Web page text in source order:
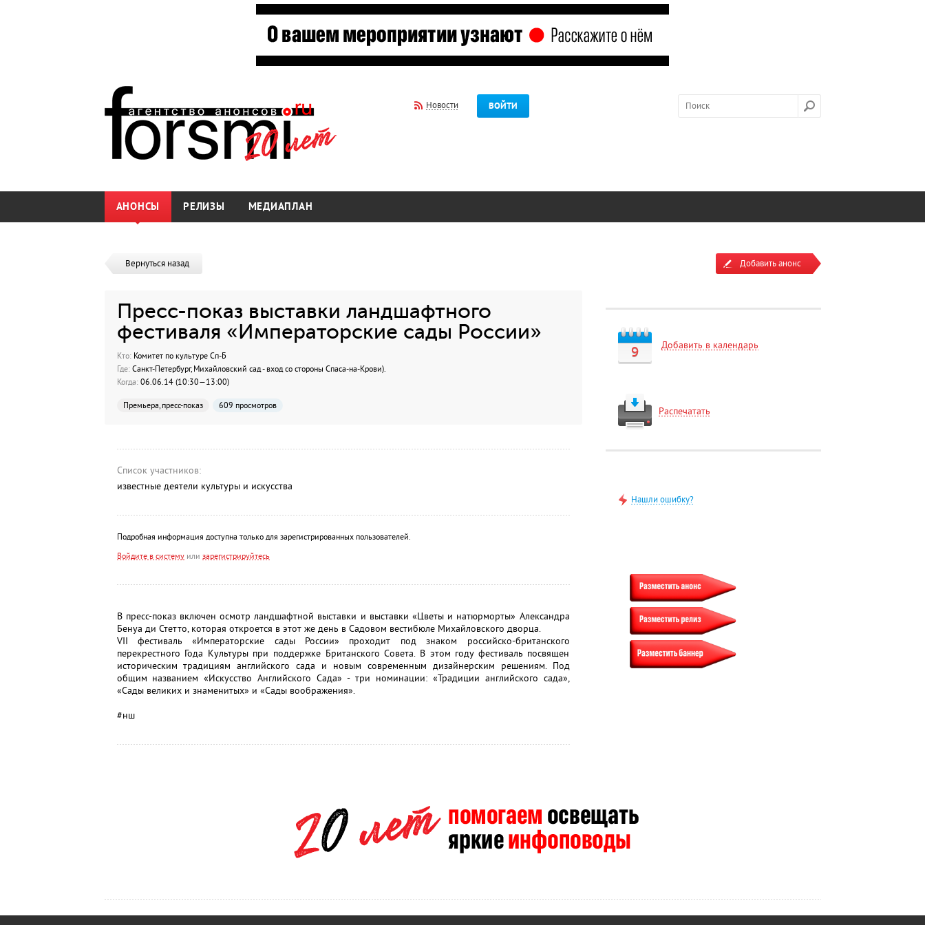
Новости ВОЙТИ
АНОНСЫ РЕЛИЗЫ МЕДИАПЛАН
Вернуться назад
Пресс-показ выставки ландшафтного
фестиваля «Императорские сады России»
Кто:Комитет по культуре Сп-Б
Где:Санкт-Петербург, Михайловский сад - вход со стороны Спаса-на-Крови).
Когда:06.06.14 (10:30—13:00)
Премьера, пресс-показ 609 просмотров
Список участников:
известные деятели культуры и искусства
Подробная информация доступна только для зарегистрированных пользователей.
Войдите в системуили зарегистрируйтесь
В пресс-показ включен осмотр ландшафтной выставки и выставки «Цветы и натюрморты» Александра
Бенуа ди Стетто, которая откроется в этот же день в Садовом вестибюле Михайловского дворца.
VII фестиваль «Императорские сады России» проходит под знаком российско-британского
перекрестного Года Культуры при поддержке Британского Совета. В этом году фестиваль посвящен
историческим традициям английского сада и новым современным дизайнерским решениям. Под
общим названием «Искусство Английского Сада» - три номинации: «Традиции английского сада»,
«Сады великих и знаменитых» и «Сады воображения».
#нш
Добавить анонс
9 Добавить в календарь
Распечатать
Нашли ошибку?